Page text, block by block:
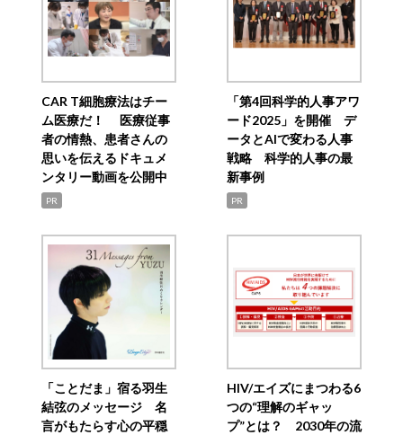
CAR T細胞療法はチー
ム医療だ！ 医療従事
者の情熱、患者さんの
思いを伝えるドキュメ
ンタリー動画を公開中
PR
「第4回科学的人事アワ
ード2025」を開催 デ
ータとAIで変わる人事
戦略 科学的人事の最
新事例
PR
「ことだま」宿る羽生
結弦のメッセージ 名
言がもたらす心の平穏
HIV/エイズにまつわる6
つの“理解のギャッ
プ”とは？ 2030年の流